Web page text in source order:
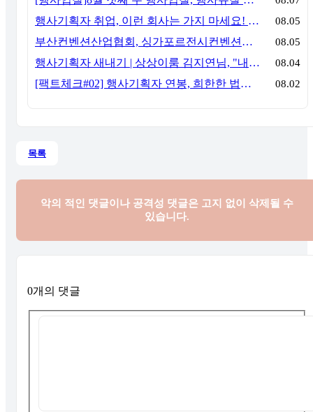
행사기획자 취업, 이런 회사는 가지 마세요! 신입이 꼭 알아야 할 5가지 기준[이벤트산업 팩트체크#3] 08.05
부산컨벤션산업협회, 싱가포르전시컨벤션협회(SACEOS)와 업무협약 체결… 아시아 마이스 협력 확대 08.05
행사기획자 새내기 | 상상이룸 김지연님, "내 맘대로, 내 뜻대로 행사를 만든다 08.04
[팩트체크#02] 행사기획자 연봉, 희한한 법칙~ '첨에는 비실, 3년만 지나면 튼실' 08.02
목록
악의 적인 댓글이나 공격성 댓글은 고지 없이 삭제될 수
있습니다.
0개의 댓글